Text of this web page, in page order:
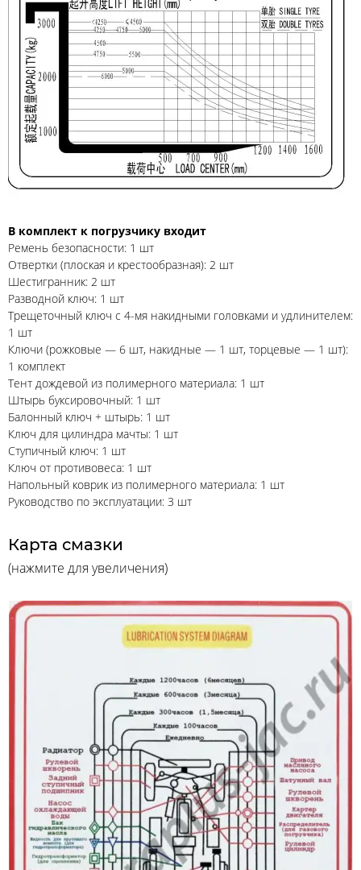
В комплект к погрузчику входит
Ремень безопасности: 1 шт
Отвертки (плоская и крестообразная): 2 шт
Шестигранник: 2 шт
Разводной ключ: 1 шт
Трещеточный ключ с 4-мя накидными головками и удлинителем:
1 шт
Ключи (рожковые — 6 шт, накидные — 1 шт, торцевые — 1 шт):
1 комплект
Тент дождевой из полимерного материала: 1 шт
Штырь буксировочный: 1 шт
Балонный ключ + штырь: 1 шт
Ключ для цилиндра мачты: 1 шт
Ступичный ключ: 1 шт
Ключ от противовеса: 1 шт
Напольный коврик из полимерного материала: 1 шт
Руководство по эксплуатации: 3 шт
Карта смазки
(нажмите для увеличения)